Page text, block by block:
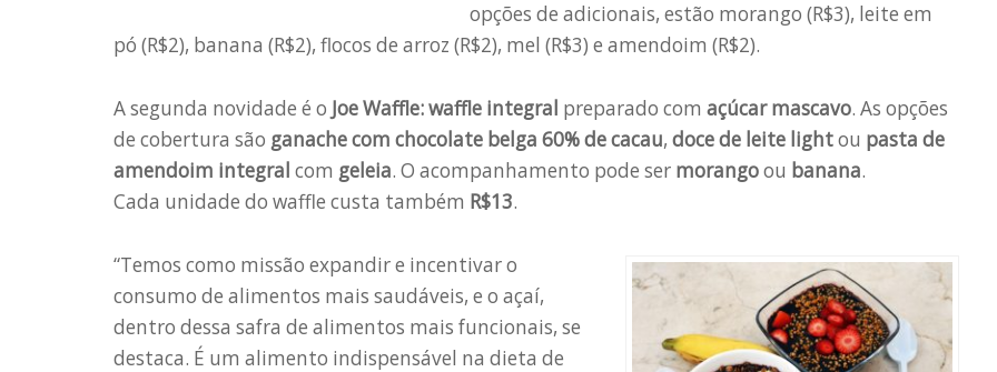
opções de adicionais, estão morango (R$3), leite em
pó (R$2), banana (R$2), flocos de arroz (R$2), mel (R$3) e amendoim (R$2).
A segunda novidade é o Joe Waffle: waffle integral preparado com açúcar mascavo. As opções
de cobertura são ganache com chocolate belga 60% de cacau, doce de leite lightou pasta de
amendoim integral com geleia. O acompanhamento pode ser morangoou banana.
Cada unidade do waffle custa também R$13.
“Temos como missão expandir e incentivar o
consumo de alimentos mais saudáveis, e o açaí,
dentro dessa safra de alimentos mais funcionais, se
destaca. É um alimento indispensável na dieta de